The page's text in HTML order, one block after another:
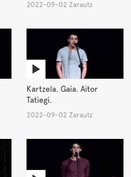
2022-09-02 Zarautz
Kartzela. Gaia. Aitor
Tatiegi.
2022-09-02 Zarautz